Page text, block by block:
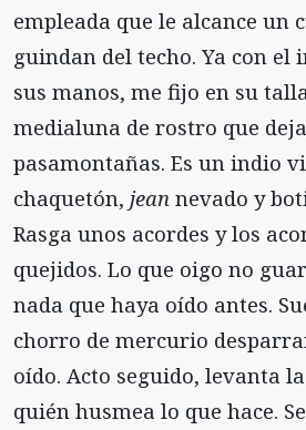
empleada que le alcance un
guindan del techo. Ya con el
sus manos, me fijo en su
medialuna de rostro que
pasamontañas. Es un indio
chaquetón, jean nevado y
Rasga unos acordes y los
quejidos. Lo que oigo no
nada que haya oído antes.
chorro de mercurio
oído. Acto seguido, levanta
quién husmea lo que hace.